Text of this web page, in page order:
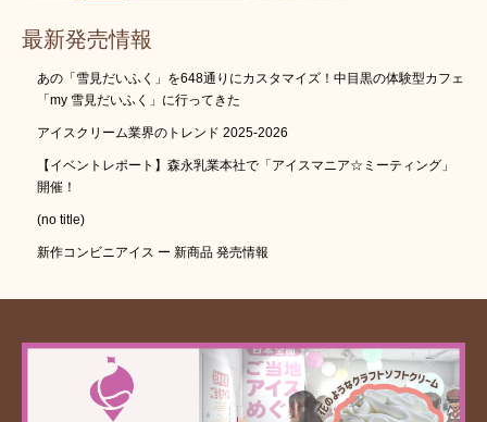
最新発売情報
あの「雪見だいふく」を648通りにカスタマイズ！中目黒の体験型カフェ
「my 雪見だいふく」に行ってきた
アイスクリーム業界のトレンド 2025-2026
【イベントレポート】森永乳業本社で「アイスマニア☆ミーティング」
開催！
(no title)
新作コンビニアイス ー 新商品 発売情報